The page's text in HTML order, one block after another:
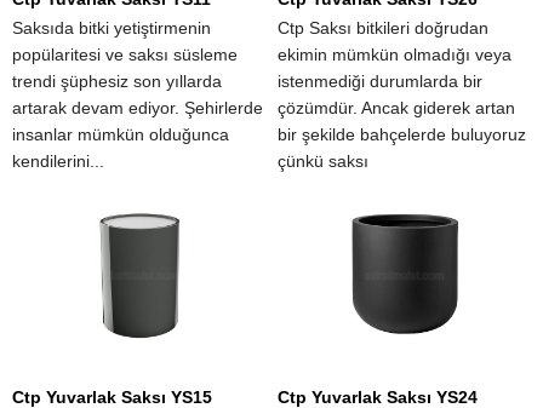
Saksıda bitki yetiştirmenin
popülaritesi ve saksı süsleme
trendi şüphesiz son yıllarda
artarak devam ediyor. Şehirlerde
insanlar mümkün olduğunca
kendilerini...
Ctp Saksı bitkileri doğrudan
ekimin mümkün olmadığı veya
istenmediği durumlarda bir
çözümdür. Ancak giderek artan
bir şekilde bahçelerde buluyoruz
çünkü saksı
Ctp Yuvarlak Saksı YS15
Ctp Yuvarlak Saksı YS24